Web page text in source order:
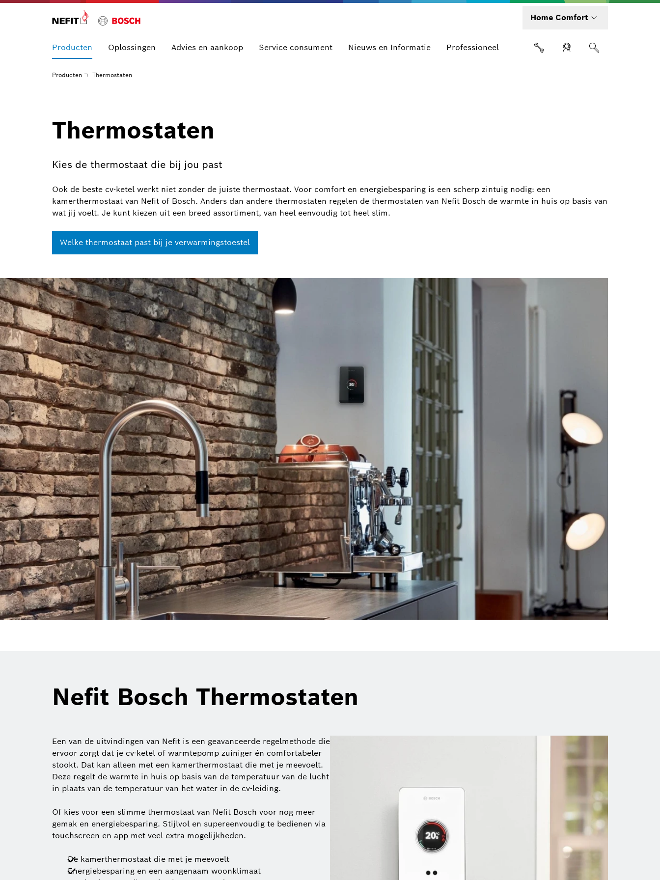
Home Comfort
Producten Oplossingen Advies en aankoop Service consument Nieuws en Informatie Professioneel
Producten Thermostaten
Thermostaten
Kies de thermostaat die bij jou past
Ook de beste cv-ketel werkt niet zonder de juiste thermostaat. Voor comfort en energiebesparing is een scherp zintuig nodig: een
kamerthermostaat van Nefit of Bosch. Anders dan andere thermostaten regelen de thermostaten van Nefit Bosch de warmte in huis op basis van
wat jij voelt. Je kunt kiezen uit een breed assortiment, van heel eenvoudig tot heel slim.
Welke thermostaat past bij je verwarmingstoestel
Nefit Bosch Thermostaten
Een van de uitvindingen van Nefit is een geavanceerde regelmethode die
ervoor zorgt dat je cv-ketel of warmtepomp zuiniger én comfortabeler
stookt. Dat kan alleen met een kamerthermostaat die met je meevoelt.
Deze regelt de warmte in huis op basis van de temperatuur van de lucht
in plaats van de temperatuur van het water in de cv-leiding.
Of kies voor een slimme thermostaat van Nefit Bosch voor nog meer
gemak en energiebesparing. Stijlvol en supereenvoudig te bedienen via
touchscreen en app met veel extra mogelijkheden.
De kamerthermostaat die met je meevoelt
Energiebesparing en een aangenaam woonklimaat